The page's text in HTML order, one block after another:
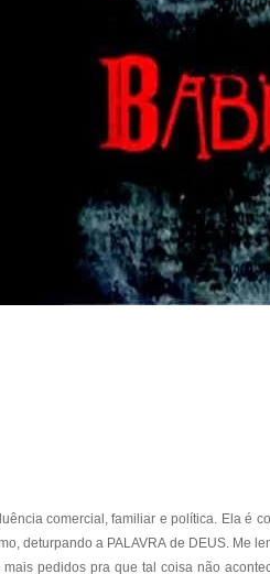
comercial, familiar e política. Ela é
deturpando a PALAVRA de DEUS. Me
pedidos pra que tal coisa não